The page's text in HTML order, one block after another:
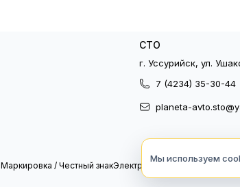
СТО
г. Уссурийск, ул.
7 (4234) 35-30-44
planeta-
Маркировка / Честный знакЭлектронный
Мы используем